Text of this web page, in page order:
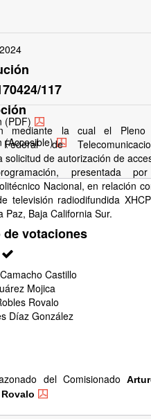
(PDF)
(Accesible)
117
mediante la cual el Pleno
de
solicitud de autorización de
presentada
Nacional, en relación
televisión radiodifundida
Paz, Baja California Sur.
de votaciones
Castillo
Mojica
Rovalo
Díaz González
del Comisionado